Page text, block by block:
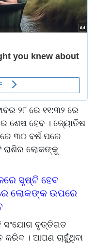
୨୮ ରେ ୧୧:୩୨ ରେ
ଶେଷ ହେବ । ଜ୍ୟୋତିଷ
୩୦ ବର୍ଷ ପରେ
ରାଶିର ଲୋକଙ୍କୁ
ସୃଷ୍ଟି ହେବ
ଲୋକଙ୍କ ଉପରେ
ସଂଯୋଗ ବୃତ୍ତିଗତ
କରିବ । ଆପଣ ଚାହୁଁଥିବା